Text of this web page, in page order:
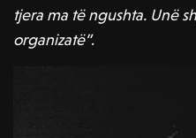
tjera ma të ngushta. Unë
organizatë”.